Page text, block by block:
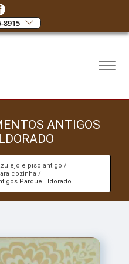
8915
ANTIGOS
e piso antigo
cozinha
Parque Eldorado